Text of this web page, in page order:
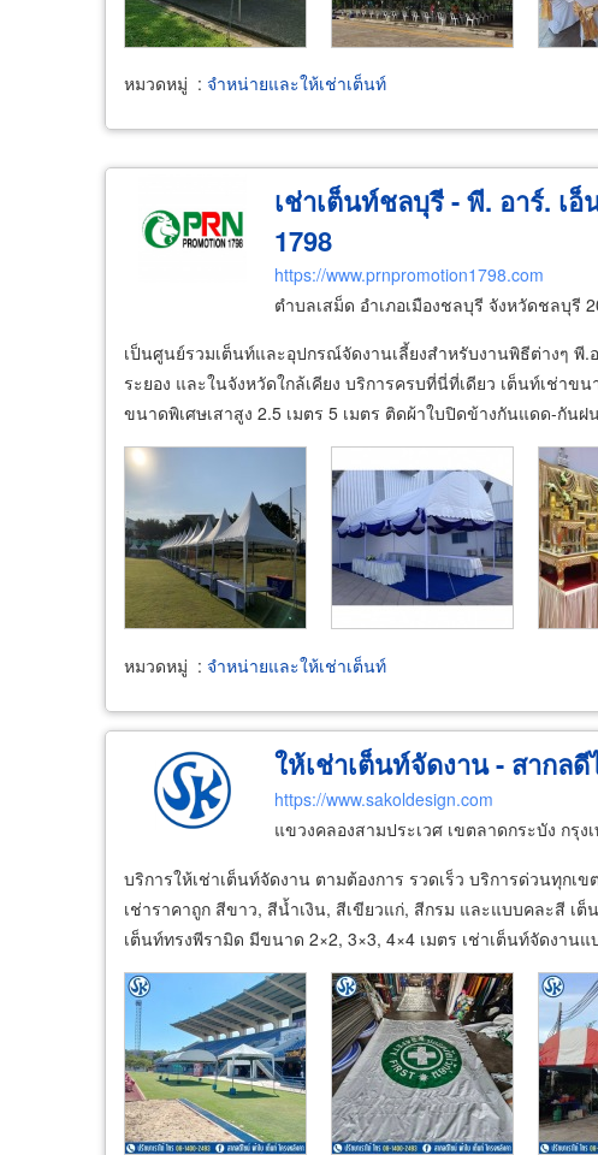
หมวดหมู่ : จำหน่ายและให้เช่าเต็นท์
เช่าเต็นท์ชลบุรี - พี. อาร์. เ
1798
https://www.prnpromotion1798.com
ตำบลเสม็ด อำเภอเมืองชลบุรี จังหวัดชลบุรี
เป็นศูนย์รวมเต็นท์และอุปกรณ์จัดงานเลี้ยงสำหรับงานพิธีต่างๆ
ระยอง และในจังหวัดใกล้เคียง บริการครบที่นี่ที่เดียว เต็นท์เช่าข
ขนาดพิเศษเสาสูง 2.5 เมตร 5 เมตร ติดผ้าใบปิดข้างกันแดด-กันฝ
หมวดหมู่ : จำหน่ายและให้เช่าเต็นท์
ให้เช่าเต็นท์จัดงาน - สากล
https://www.sakoldesign.com
แขวงคลองสามประเวศ เขตลาดกระบัง กรุง
บริการให้เช่าเต็นท์จัดงาน ตามต้องการ รวดเร็ว บริการด่วนทุกเ
เช่าราคาถูก สีขาว, สีน้ำเงิน, สีเขียวแก่, สีกรม และแบบคละสี เ
เต็นท์ทรงพีรามิด มีขนาด 2×2, 3×3, 4×4 เมตร เช่าเต็นท์จัดงาน